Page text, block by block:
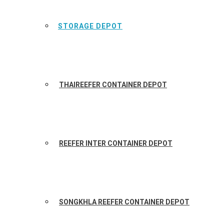
STORAGE DEPOT
THAIREEFER CONTAINER DEPOT
REEFER INTER CONTAINER DEPOT
SONGKHLA REEFER CONTAINER DEPOT